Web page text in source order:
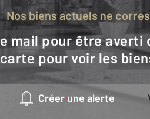
Nos biens actuels ne
carte pour voir les
Créer une alerte